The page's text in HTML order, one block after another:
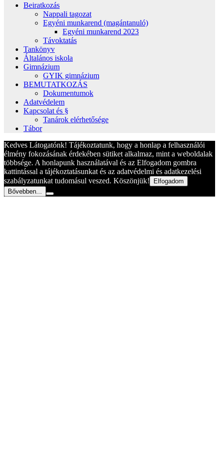
Beiratkozás
Nappali tagozat
Egyéni munkarend (magántanuló)
Egyéni munkarend 2023
Távoktatás
Tankönyv
Általános iskola
Gimnázium
GYIK gimnázium
BEMUTATKOZÁS
Dokumentumok
Adatvédelem
Kapcsolat és §
Tanárok elérhetősége
Tábor
Kedves Látogatónk! Tájékoztatunk, hogy a honlap a felhasználói
élmény fokozásának érdekében sütiket alkalmaz, mint a weboldalak
többsége. A honlapunk használatával és az Elfogadom gombra
kattintással a tájékoztatásunkat és az adatvédelmi és adatkezelési
szabályzatunkat tudomásul veszed. Köszönjük!
Elfogadom
Bővebben...